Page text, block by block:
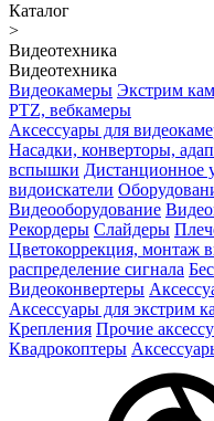
Каталог
>
Видеотехника
Видеотехника
Видеокамеры Экстрим
PTZ, вебкамеры
Аксессуары для
Насадки, конверторы,
вспышки Дистанционное
видоискатели
Видеооборудование
Рекордеры Слайдеры
Цветокоррекция, монтаж
распределение сигнала
Видеоконвертеры
Аксессуары для экстрим
Крепления Прочие
Квадрокоптеры